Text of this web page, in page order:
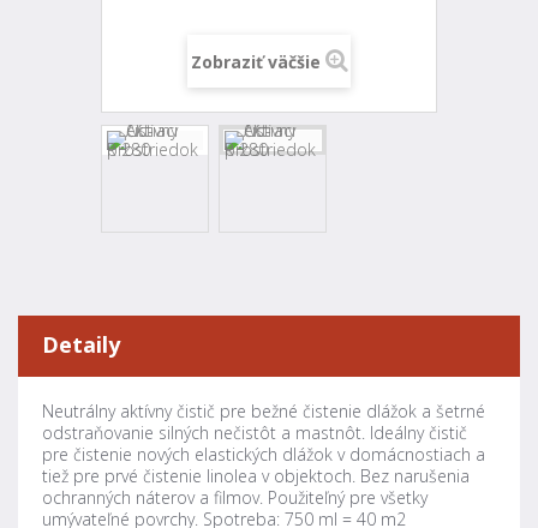
Zobraziť väčšie
Detaily
Neutrálny aktívny čistič pre bežné čistenie dlážok a šetrné
odstraňovanie silných nečistôt a mastnôt. Ideálny čistič
pre čistenie nových elastických dlážok v domácnostiach a
tiež pre prvé čistenie linolea v objektoch. Bez narušenia
ochranných náterov a filmov. Použiteľný pre všetky
umývateľné povrchy. Spotreba: 750 ml = 40 m2